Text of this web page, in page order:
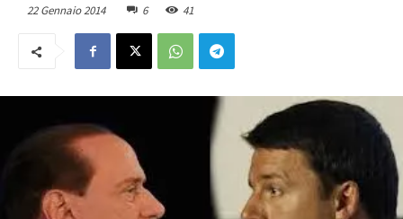
22 Gennaio 2014 6 41